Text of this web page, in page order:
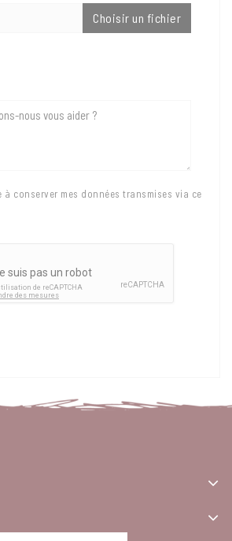
Choisir un fichier
à conserver mes données transmises via ce